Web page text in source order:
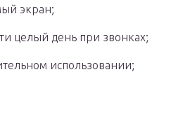
экран;
целый день при звонках;
использовании;